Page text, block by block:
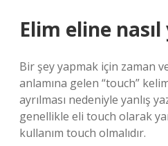
Elim eline nasıl
Bir şey yapmak için zaman
anlamına gelen “touch”
ayrılması nedeniyle yanlış
genellikle eli touch olarak
kullanım touch olmalıdır.